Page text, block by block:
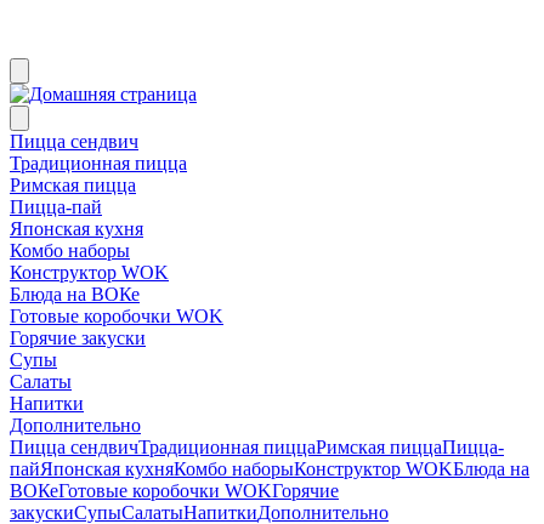
Пицца сендвич
Традиционная пицца
Римская пицца
Пицца-пай
Японская кухня
Комбо наборы
Конструктор WOK
Блюда на ВОКе
Готовые коробочки WOK
Горячие закуски
Супы
Салаты
Напитки
Дополнительно
Пицца сендвичТрадиционная пиццаРимская пиццаПицца-
пайЯпонская кухняКомбо наборыКонструктор WOKБлюда на
ВОКеГотовые коробочки WOKГорячие
закускиСупыСалатыНапиткиДополнительно